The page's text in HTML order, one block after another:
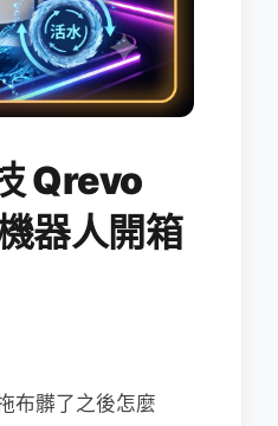
Qrevo
器人開箱
布髒了之後怎麼